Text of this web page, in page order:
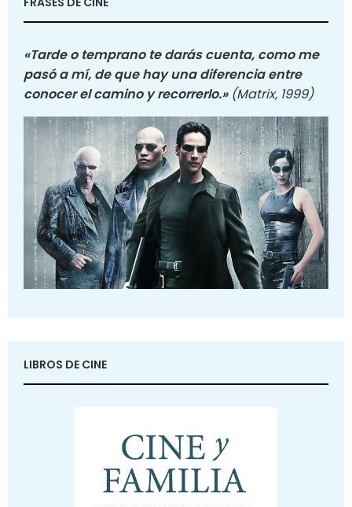
«Tarde o temprano te darás cuenta, como me
pasó a mí, de que hay una diferencia entre
conocer el camino y recorrerlo.» (Matrix, 1999)
LIBROS DE CINE